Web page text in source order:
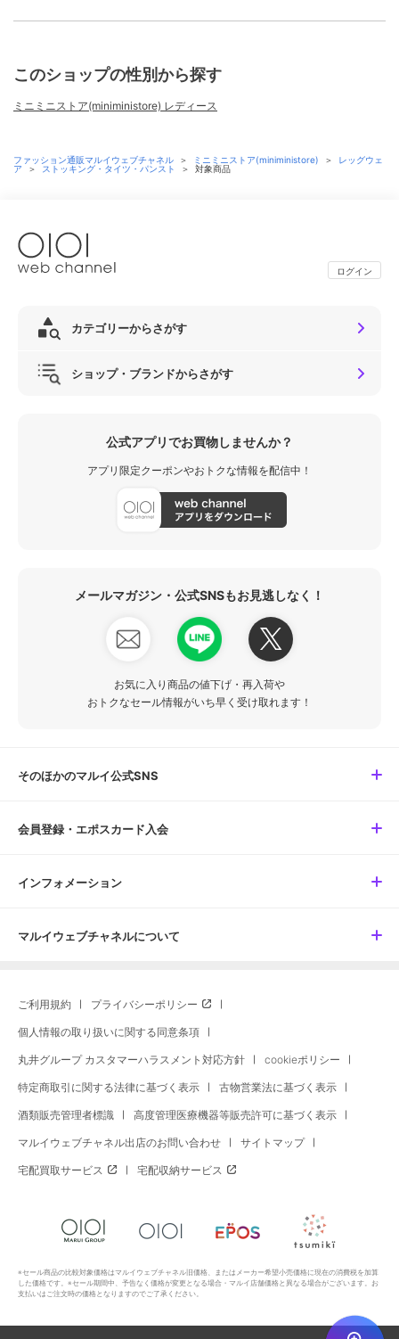
このショップの性別から探す
ミニミニストア(miniministore) レディース
ファッション通販マルイウェブチャネル ＞ ミニミニストア(miniministore) ＞
レッグウェ
ア
＞ ストッキング・タイツ・パンスト ＞ 対象商品
ログイン
カテゴリーからさがす
ショップ・ブランドからさがす
公式アプリでお買物しませんか？
アプリ限定クーポンやおトクな情報を配信中！
メールマガジン・公式SNSもお見逃しなく！
お気に入り商品の値下げ・再入荷や
おトクなセール情報がいち早く受け取れます！
そのほかのマルイ公式SNS
会員登録・エポスカード入会
インフォメーション
マルイウェブチャネルについて
ご利用規約 プライバシーポリシー
個人情報の取り扱いに関する同意条項
丸井グループ カスタマーハラスメント対応方針 cookieポリシー
特定商取引に関する法律に基づく表示 古物営業法に基づく表示
酒類販売管理者標識 高度管理医療機器等販売許可に基づく表示
マルイウェブチャネル出店のお問い合わせ サイトマップ
宅配買取サービス 宅配収納サービス
※セール商品の比較対象価格はマルイウェブチャネル旧価格、またはメーカー希望小売価格に現在の消費税を加算
した価格です。※セール期間中、予告なく価格が変更となる場合・マルイ店舗価格と異なる場合がございます。お
支払いはご注文時の価格となりますのでご了承ください。